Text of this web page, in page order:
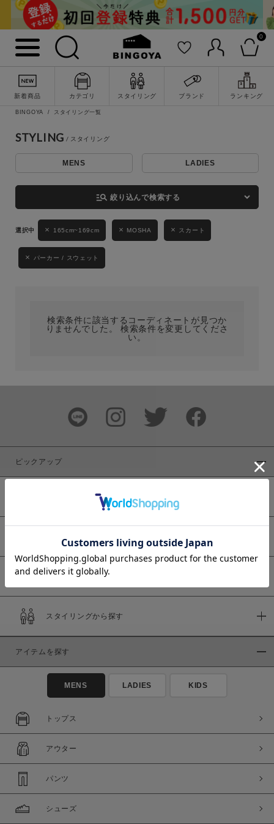
0
新着商品 カテゴリ スタイリング ブランド ランキング
詳細検索
キーワード
性別
MENS LADIES KIDS
ブランド
商品タイプ
通常商品
セール価格
在庫
在庫あり
BINGOYA スタイリング一覧
STYLING
MENS LADIES
manage_search 絞り込んで検索する
165cm~169cm MOSHA スカート
パーカー / スウェット
検索条件に該当するコーディネートが見つか
りませんでした。 検索条件を変更してくださ
い。
ピックアップ
予約商品
スタイリングから探す
アイテムを探す
MENS LADIES KIDS
トップス
アウター
パンツ
シューズ